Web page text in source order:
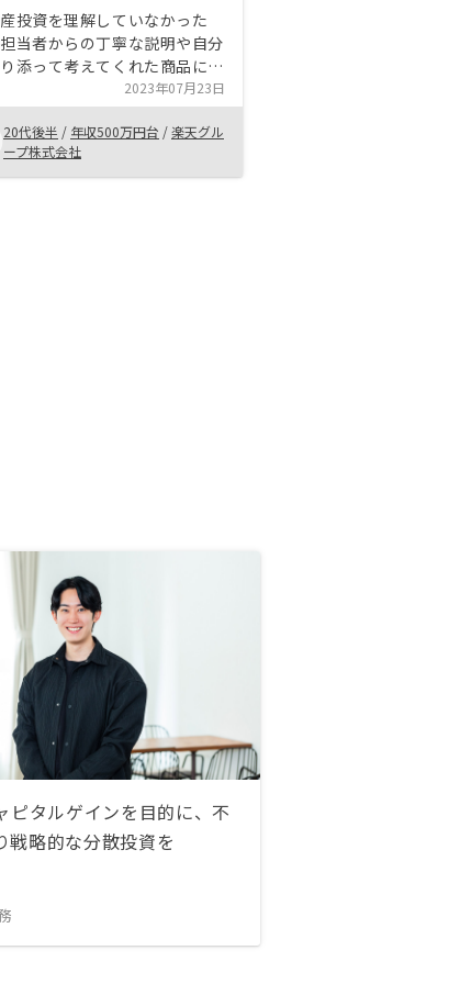
投資を理解していなかった
当者からの丁寧な説明や自分
添って考えてくれた商品に対
とても良い印象を持ったため購
きっかけとなった。 資産運
けでなく、保険としても活用で
め、おすすめできる商品とな
る。
2023年07月23日
20代後半 / 年収500万円台 /楽天グル
ープ株式会社
ピタルゲインを目的に、不
戦略的な分散投資を